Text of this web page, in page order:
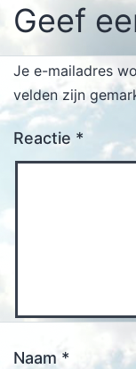
Geef
Je e-mailadres
velden zijn
Reactie *
Naam *